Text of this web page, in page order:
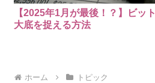
【2025年1月が最後！？】ビッ
大底を捉える方法
ホーム トピック